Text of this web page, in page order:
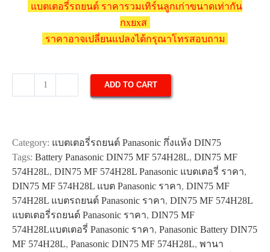
แบตเตอรี่รถยนต์ ราคารวมเทิร์นลูกเก่าขนาดเท่ากัน
กxยxส
ราคาอาจเปลี่ยนแปลงได้กรุณาโทรสอบถาม
MF
574H28L
quantity
ADD TO CART
Category: แบตเตอรี่รถยนต์ Panasonic กึ่งแห้ง DIN75
Tags: Battery Panasonic DIN75 MF 574H28L, DIN75 MF
574H28L, DIN75 MF 574H28L Panasonic แบตเตอรี่ ราคา,
DIN75 MF 574H28L แบต Panasonic ราคา, DIN75 MF
574H28L แบตรถยนต์ Panasonic ราคา, DIN75 MF 574H28L
แบตเตอรี่รถยนต์ Panasonic ราคา, DIN75 MF
574H28Lแบตเตอรี่ Panasonic ราคา, Panasonic Battery DIN75
MF 574H28L, Panasonic DIN75 MF 574H28L, พานา